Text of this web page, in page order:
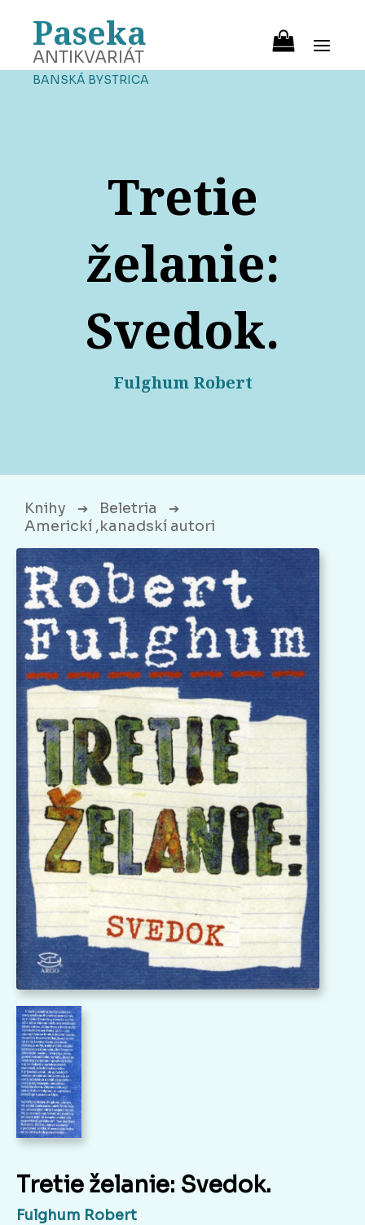
Paseka
ANTIKVARIÁT
BANSKÁ BYSTRICA
Tretie
želanie:
Svedok.
Fulghum Robert
Knihy ➔ Beletria ➔
Americkí ,kanadskí autori
Tretie želanie: Svedok.
Fulghum Robert